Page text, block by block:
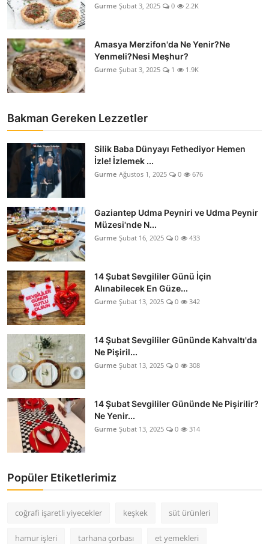
Gurme Şubat 3, 2025 0 2.2K
Amasya Merzifon'da Ne Yenir?Ne
Yenmeli?Nesi Meşhur?
Gurme Şubat 3, 2025 1 1.9K
Bakman Gereken Lezzetler
Silik Baba Dünyayı Fethediyor Hemen
İzle! İzlemek ...
Gurme Ağustos 1, 2025 0 676
Gaziantep Udma Peyniri ve Udma Peynir
Müzesi'nde N...
Gurme Şubat 16, 2025 0 433
14 Şubat Sevgililer Günü İçin
Alınabilecek En Güze...
Gurme Şubat 13, 2025 0 342
14 Şubat Sevgililer Gününde Kahvaltı'da
Ne Pişiril...
Gurme Şubat 13, 2025 0 308
14 Şubat Sevgililer Gününde Ne Pişirilir?
Ne Yenir...
Gurme Şubat 13, 2025 0 314
Popüler Etiketlerimiz
coğrafi işaretli yiyecekler keşkek süt ürünleri
hamur işleri tarhana çorbası et yemekleri